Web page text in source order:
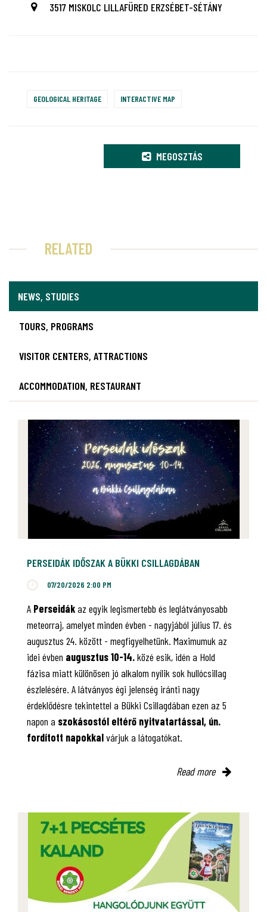
3517 MISKOLC LILLAFÜRED ERZSÉBET-SÉTÁNY
GEOLOGICAL HERITAGE INTERACTIVE MAP
MEGOSZTÁS
RELATED
NEWS, STUDIES
TOURS, PROGRAMS
VISITOR CENTERS, ATTRACTIONS
ACCOMMODATION, RESTAURANT
PERSEIDÁK IDŐSZAK A BÜKKI CSILLAGDÁBAN
07/20/2026 2:00 PM
A Perseidákaz egyik legismertebb és leglátványosabb
meteorraj, amelyet minden évben - nagyjából július 17. és
augusztus 24. között - megfigyelhetünk. Maximumuk az
idei évben augusztus 10-14.közé esik, idén a Hold
fázisa miatt különösen jó alkalom nyílik sok hullócsillag
észlelésére. A látványos égi jelenség iránti nagy
érdeklődésre tekintettel a Bükki Csillagdában ezen az 5
napon a szokásostól eltérő nyitvatartással, ún.
fordított napokkalvárjuk a látogatókat.
Read more